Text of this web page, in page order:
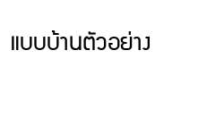
แบบบ้านตัวอย่าง